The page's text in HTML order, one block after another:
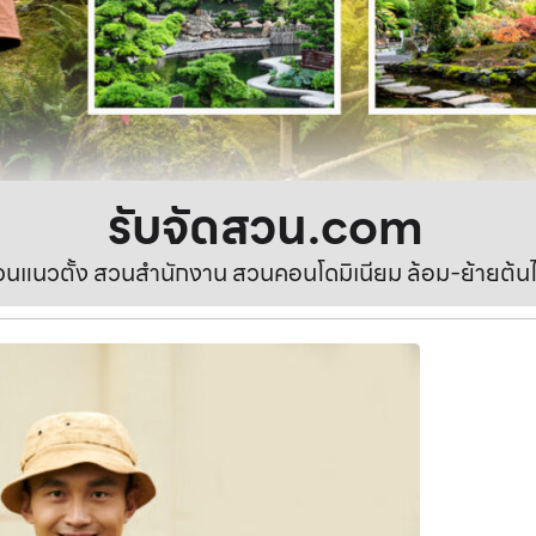
รับจัดสวน.com
แนวตั้ง สวนสำนักงาน สวนคอนโดมิเนียม ล้อม-ย้ายต้น